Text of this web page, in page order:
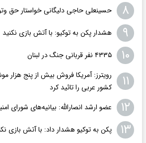
۸ حسینعلی حاجی دلیگانی خواستار حق
۹ هشدار پکن به توکیو: با آتش بازی نکنید
۱۰ ۴۳۳۵ نفر قربانی جنگ در لبنان
۱۱
رویترز: آمریکا فروش بیش از پنج هزار
کشور عربی را تائید کرد
۱۲ عضو ارشد انصارالله: بیانیه‌های شورای
۱۳ پکن به توکیو هشدار داد: با آتش بازی